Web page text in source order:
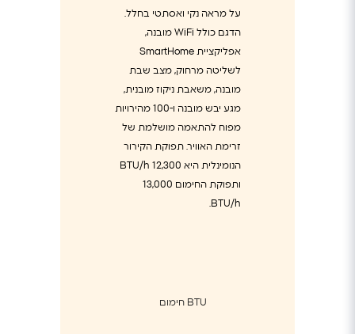
על מראה נקי ואסתטי בחלל.
הדגם כולל WiFi מובנה,
אפליקציית SmartHome
לשליטה מרחוק, מצב שבת
מובנה, משאבת ניקוז מובנית,
מגע יבש מובנה ו-100 מהירויות
מפוח להתאמה מושלמת של
זרימת האוויר. תפוקת הקירור
הנומינלית היא 12,300 BTU/h
ותפוקת החימום 13,000
BTU/h.
BTU חימום